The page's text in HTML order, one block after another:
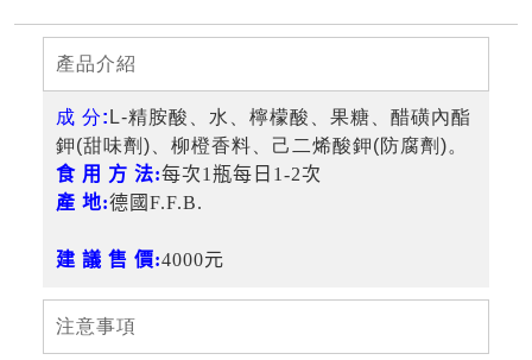
產品介紹
成 分: L-精胺酸、水、檸檬酸、果糖、醋磺內酯
鉀(甜味劑)、柳橙香料、己二烯酸鉀(防腐劑)。
食 用 方 法:每次1瓶每日1-2次
產 地:德國F.F.B.
建 議 售 價:4000元
注意事項